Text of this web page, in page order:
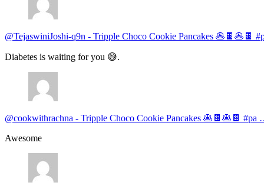
@TejaswiniJoshi-q9n - Tripple Choco Cookie Pancakes 🥞🍫🥞🍫
Diabetes is waiting for you 😅.
@cookwithrachna - Tripple Choco Cookie Pancakes 🥞🍫🥞🍫 #pa
Awesome